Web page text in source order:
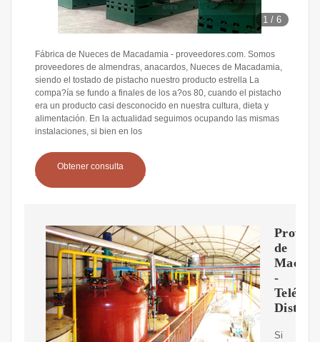
1 /6
Fábrica de Nueces de Macadamia - proveedores.com. Somos
proveedores de almendras, anacardos, Nueces de Macadamia,
siendo el tostado de pistacho nuestro producto estrella La
compa?ía se fundo a finales de los a?os 80, cuando el pistacho
era un producto casi desconocido en nuestra cultura, dieta y
alimentación. En la actualidad seguimos ocupando las mismas
instalaciones, si bien en los
Obtener consulta
de
-
Si